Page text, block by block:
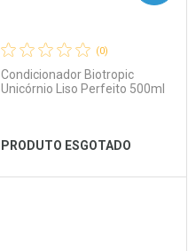
Ver Desconto Convênio
(0)
Condicionador Biotropic
Unicórnio Liso Perfeito 500ml
PRODUTO ESGOTADO